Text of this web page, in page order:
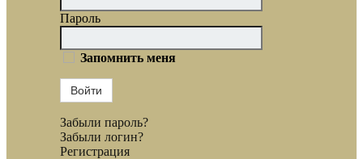
Пароль
Запомнить меня
Войти
Забыли пароль?
Забыли логин?
Регистрация